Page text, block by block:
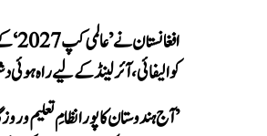
کوالیفائی، آئرلینڈ کے لیے راہ ہوئی